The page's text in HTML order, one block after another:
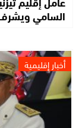
السامي
أخبار إقليمية